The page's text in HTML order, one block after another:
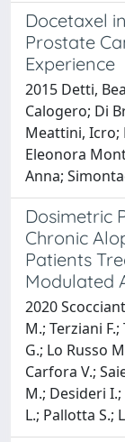
Docetaxel
Prostate
Experience
2015 Detti,
Calogero; Di
Meattini, Icro;
Eleonora
Anna;
Dosimetric
Chronic
Patients
Modulated
2020
M.; Terziani
G.; Lo Russo
Carfora V.;
M.; Desideri
L.; Pallotta S.;